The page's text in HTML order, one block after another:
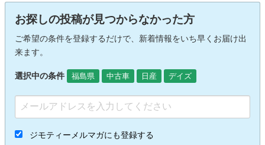
お探しの投稿が見つからなかった方
ご希望の条件を登録するだけで、新着情報をいち早くお届け出
来ます。
選択中の条件 福島県 中古車 日産 デイズ
ジモティーメルマガにも登録する